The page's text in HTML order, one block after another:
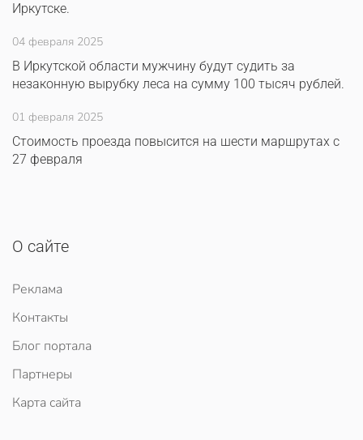
Иркутске.
04 февраля 2025
В Иркутской области мужчину будут судить за
незаконную вырубку леса на сумму 100 тысяч рублей.
01 февраля 2025
Стоимость проезда повысится на шести маршрутах с
27 февраля
О сайте
Реклама
Контакты
Блог портала
Партнеры
Карта сайта